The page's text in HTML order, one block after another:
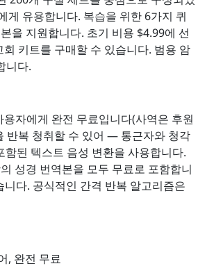
유용합니다. 복습을 위한 6가지 퀴
을 지원합니다. 초기 비용 $4.99에 선
키트를 구매할 수 있습니다. 범용 암
니다.
자에게 완전 무료입니다(사역은 후원
반복 청취할 수 있어 — 통근자와 청각
된 텍스트 음성 변환을 사용합니다.
성경 번역본을 모두 무료로 포함합니
다. 공식적인 간격 반복 알고리즘은
, 완전 무료